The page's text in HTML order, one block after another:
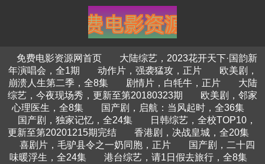
免费电影资源网首页
大陆综艺，2023花开天下·国韵新
年演唱会，全1期
动作片，强袭猛攻，正片
欧美剧，
崩溃人生第二季，全8集
剧情片，白牦牛，正片
大陆
综艺，今夜现场秀，更新至第20180323期
欧美剧，邻家
心理医生，全8集
国产剧，启航：当风起时，全36集
国产剧，独家记忆，全24集
日韩综艺，全校TOP10，
更新至第20201215期完结
香港剧，决战皇城，全20集
喜剧片，毛驴县令之一奶同胞，正片
国产剧，二十四
味暖浮生，全24集
港台综艺，请1日假去旅行，全8集